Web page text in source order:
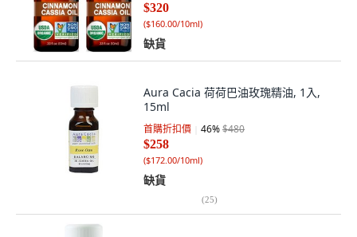
$320
($160.00/10ml)
缺貨
Aura Cacia 荷荷巴油玫瑰精油, 1入,
15ml
首購折扣價 46%$480
$258
($172.00/10ml)
缺貨
(25)